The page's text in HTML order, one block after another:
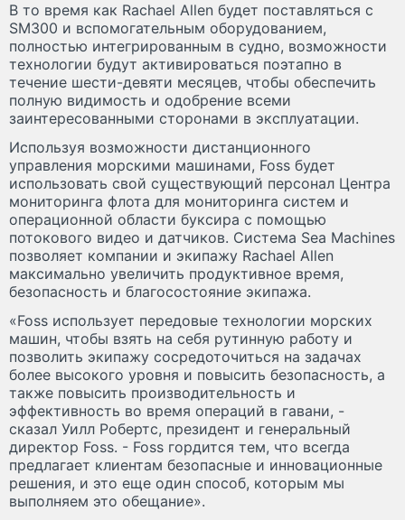
В то время как Rachael Allen будет поставляться с
SM300 и вспомогательным оборудованием,
полностью интегрированным в судно, возможности
технологии будут активироваться поэтапно в
течение шести-девяти месяцев, чтобы обеспечить
полную видимость и одобрение всеми
заинтересованными сторонами в эксплуатации.
Используя возможности дистанционного
управления морскими машинами, Foss будет
использовать свой существующий персонал Центра
мониторинга флота для мониторинга систем и
операционной области буксира с помощью
потокового видео и датчиков. Система Sea Machines
позволяет компании и экипажу Rachael Allen
максимально увеличить продуктивное время,
безопасность и благосостояние экипажа.
«Foss использует передовые технологии морских
машин, чтобы взять на себя рутинную работу и
позволить экипажу сосредоточиться на задачах
более высокого уровня и повысить безопасность, а
также повысить производительность и
эффективность во время операций в гавани, -
сказал Уилл Робертс, президент и генеральный
директор Foss. - Foss гордится тем, что всегда
предлагает клиентам безопасные и инновационные
решения, и это еще один способ, которым мы
выполняем это обещание».